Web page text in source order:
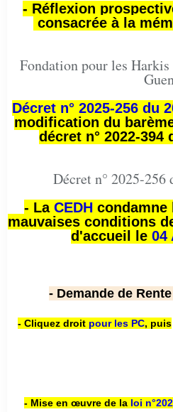
- Réflexion
consacrée à la
Fondation pour les
Décret n° 2025-256 du
modification du
décret n° 2022-394
Décret n° 2025-256
- La CEDH condamne
mauvaises conditions
d'accueil le 04
- Demande de
- Cliquez droit pour les PC, puis
- Mise en œuvre de la loi n